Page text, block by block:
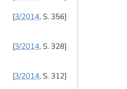
3/2014, S. 356
3/2014, S. 328
3/2014, S. 312